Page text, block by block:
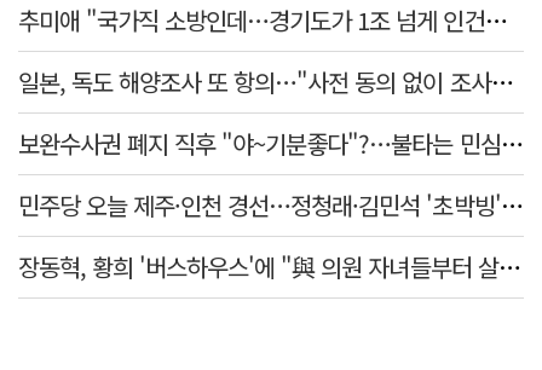
추미애 "국가직 소방인데…경기도가 1조 넘게 인건비 대납"
일본, 독도 해양조사 또 항의…"사전 동의 없이 조사" 주장
보완수사권 폐지 직후 "야~기분좋다"?…불타는 민심에 기름, 민주당 '말말말'[금주의 정치舌전]
민주당 오늘 제주·인천 경선…정청래·김민석 '초박빙' 승부
장동혁, 황희 '버스하우스'에 "與 의원 자녀들부터 살아보면 어떨까?"